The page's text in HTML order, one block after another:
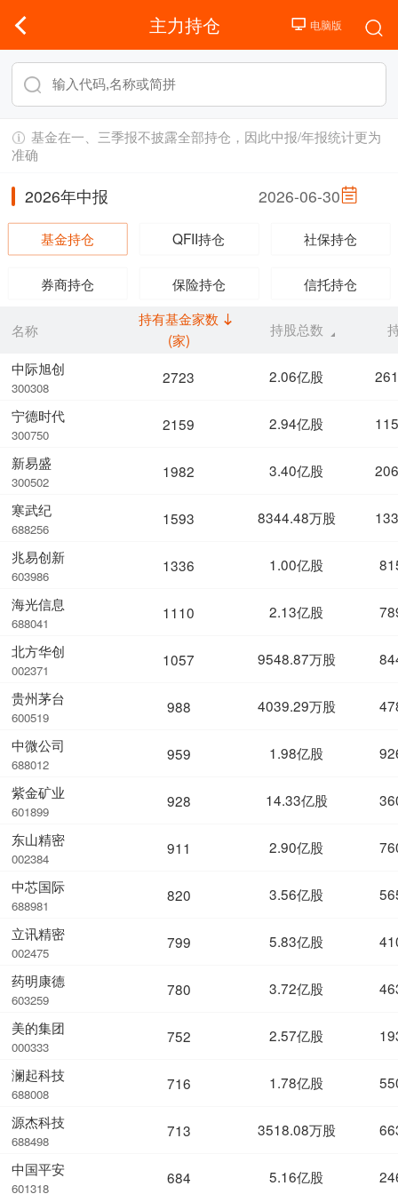
主力持仓
基金在一、三季报不披露全部持仓，因此中报/年报统计更为
准确
2026年中报 2026-06-30
基金持仓 QFII持仓 社保持仓
券商持仓 保险持仓 信托持仓
名称
中际旭创
300308
宁德时代
300750
新易盛
300502
寒武纪
688256
兆易创新
603986
海光信息
688041
北方华创
002371
贵州茅台
600519
中微公司
688012
紫金矿业
601899
东山精密
002384
中芯国际
688981
立讯精密
002475
药明康德
603259
美的集团
000333
澜起科技
688008
源杰科技
688498
中国平安
601318
持有基金家数
(家)
持股总数
2723 2.06亿股
2159 2.94亿股
1982 3.40亿股
1593 8344.48万股
1336 1.00亿股
1110 2.13亿股
1057 9548.87万股
988 4039.29万股
959 1.98亿股
928 14.33亿股
911 2.90亿股
820 3.56亿股
799 5.83亿股
780 3.72亿股
752 2.57亿股
716 1.78亿股
713 3518.08万股
684 5.16亿股